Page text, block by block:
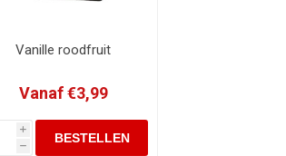
Vanille roodfruit
Vanaf €3,99
i
h